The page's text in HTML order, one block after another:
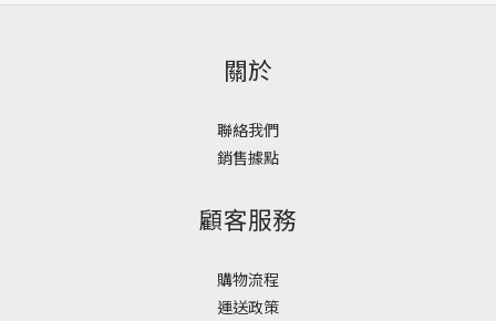
關於
聯絡我們
銷售據點
顧客服務
購物流程
運送政策